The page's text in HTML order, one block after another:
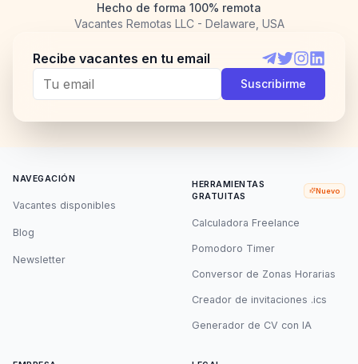
Hecho de forma 100% remota
Vacantes Remotas LLC - Delaware, USA
Recibe vacantes en tu email
Telegram
TwitterInstagram
Suscribirme
NAVEGACIÓN
Vacantes disponibles
Blog
Newsletter
HERRAMIENTAS
GRATUITAS
Nuevo
Calculadora Freelance
Pomodoro Timer
Conversor de Zonas Horarias
Creador de invitaciones .ics
Generador de CV con IA